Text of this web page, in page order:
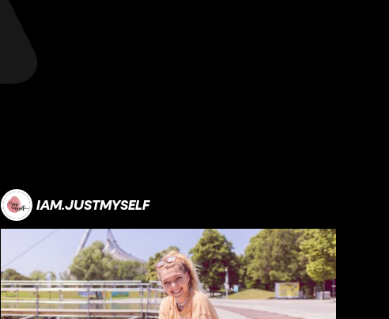
IAM.JUSTMYSELF